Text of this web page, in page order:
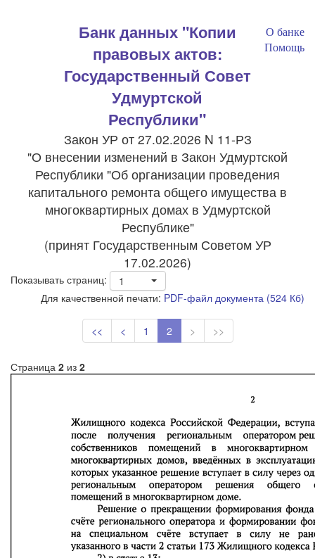
Банк данных "Копии
правовых актов:
Государственный Совет
Удмуртской
Республики"
О банке
Помощь
Закон УР от 27.02.2026 N 11-РЗ
"О внесении изменений в Закон Удмуртской
Республики "Об организации проведения
капитального ремонта общего имущества в
многоквартирных домах в Удмуртской
Республике"
(принят Государственным Советом УР
17.02.2026)
Показывать страниц:
1
Для качественной печати: PDF-файл документа (524 Кб)
<< < 1 2 > >>
Страница 2 из 2